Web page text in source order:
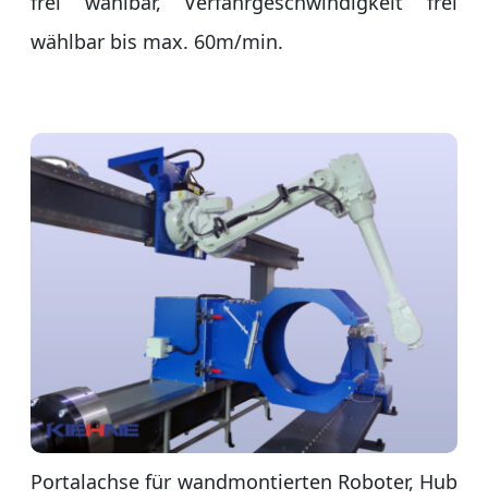
wählbar bis max. 60m/min.
Portalachse für wandmontierten Roboter, Hub